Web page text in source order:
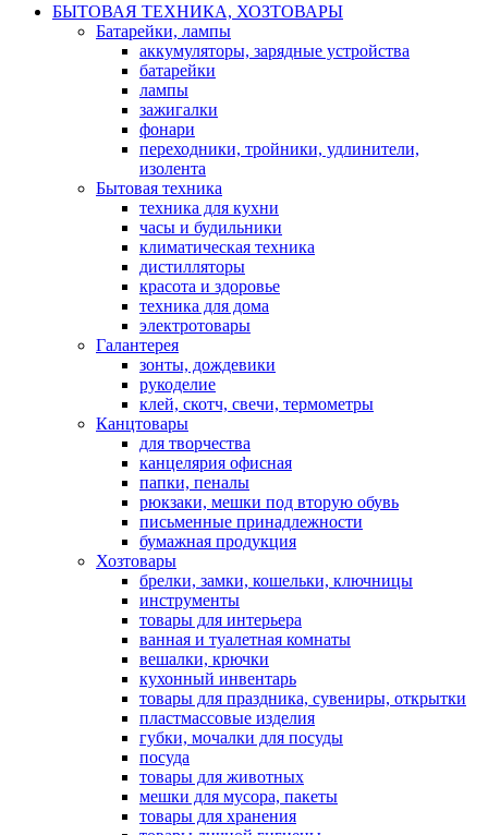
БЫТОВАЯ ТЕХНИКА, ХОЗТОВАРЫ
Батарейки, лампы
аккумуляторы, зарядные устройства
батарейки
лампы
зажигалки
фонари
переходники, тройники, удлинители,
изолента
Бытовая техника
техника для кухни
часы и будильники
климатическая техника
дистилляторы
красота и здоровье
техника для дома
электротовары
Галантерея
зонты, дождевики
рукоделие
клей, скотч, свечи, термометры
Канцтовары
для творчества
канцелярия офисная
папки, пеналы
рюкзаки, мешки под вторую обувь
письменные принадлежности
бумажная продукция
Хозтовары
брелки, замки, кошельки, ключницы
инструменты
товары для интерьера
ванная и туалетная комнаты
вешалки, крючки
кухонный инвентарь
товары для праздника, сувениры, открытки
пластмассовые изделия
губки, мочалки для посуды
посуда
товары для животных
мешки для мусора, пакеты
товары для хранения